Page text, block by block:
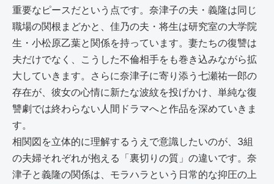
重要なピースだという点です。奈津子の夫・義隆は同じ
職場の関根まどかと、佳乃の夫・将生は研究室の大学院
生・小松原乙葉と関係を持っています。妻たちの復讐は
夫だけでなく、こうした不倫相手をも巻き込みながら拡
大していきます。さらに奈津子に寄り添う七瀬祐一郎の
存在が、彼女の心情に新たな波紋を投げかけ、単純な復
讐劇では終わらない人間ドラマへと作品を深めていきま
す。
相関図を立体的に理解するうえで意識したいのが、3組
の夫婦それぞれが抱える「裏切りの質」の違いです。奈
津子と義隆の関係は、モラハラという日常的な抑圧の上